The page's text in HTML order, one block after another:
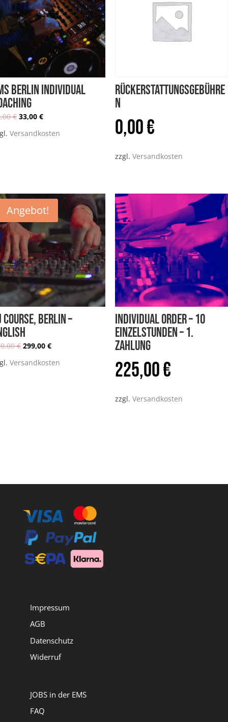
Berlin individual
€Ursprünglicher
war:
36,00 €
33,00 €Aktueller
ist:
33,00 €.
Versandkosten
Rückerstattungsgebühre
n
0,00€
zzgl. Versandkosten
Angebot!
COURSE, Berlin –
€Ursprünglicher
299,00 €Aktueller
Versandkosten
Individual Order – 10
Einzelstunden – 1.
Zahlung
225,00€
zzgl. Versandkosten
Impressum
AGB
Datenschutz
Widerruf
JOBS in der EMS
FAQ